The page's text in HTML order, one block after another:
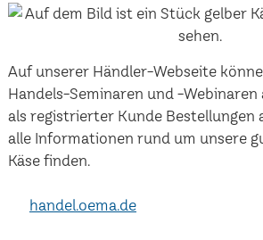
Auf unserer Händler-Webseite
Handels-Seminaren und -Webinaren
als registrierter Kunde Bestellungen
alle Informationen rund um unsere
Käse finden.
handel.oema.de